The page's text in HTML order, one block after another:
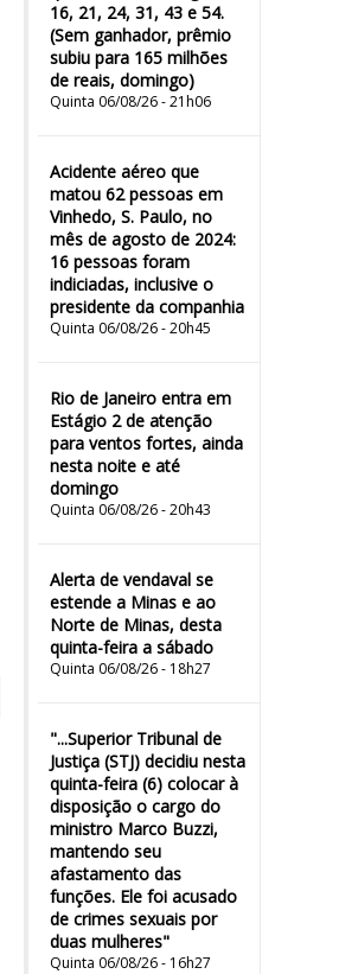
16, 21, 24, 31, 43 e 54.
(Sem ganhador, prêmio
subiu para 165 milhões
de reais, domingo)
Quinta 06/08/26 - 21h06
Acidente aéreo que
matou 62 pessoas em
Vinhedo, S. Paulo, no
mês de agosto de 2024:
16 pessoas foram
indiciadas, inclusive o
presidente da companhia
Quinta 06/08/26 - 20h45
Rio de Janeiro entra em
Estágio 2 de atenção
para ventos fortes, ainda
nesta noite e até
domingo
Quinta 06/08/26 - 20h43
Alerta de vendaval se
estende a Minas e ao
Norte de Minas, desta
quinta-feira a sábado
Quinta 06/08/26 - 18h27
"...Superior Tribunal de
Justiça (STJ) decidiu nesta
quinta-feira (6) colocar à
disposição o cargo do
ministro Marco Buzzi,
mantendo seu
afastamento das
funções. Ele foi acusado
de crimes sexuais por
duas mulheres"
Quinta 06/08/26 - 16h27